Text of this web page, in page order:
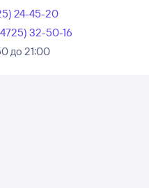
24-45-20
32-50-16
до 21:00